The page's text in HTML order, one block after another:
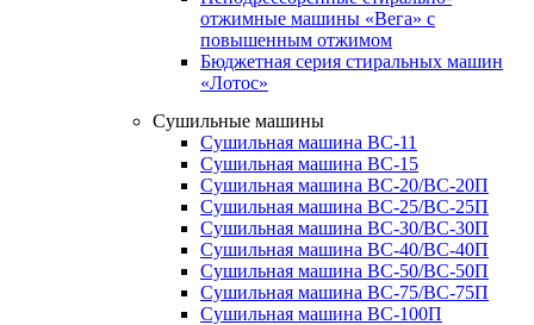
отжимные машины «Вега» с
повышенным отжимом
Бюджетная серия стиральных машин
«Лотос»
Сушильные машины
Сушильная машина ВС-11
Сушильная машина ВС-15
Сушильная машина ВС-20/ВС-20П
Сушильная машина ВС-25/ВС-25П
Сушильная машина ВС-30/ВС-30П
Сушильная машина ВС-40/ВС-40П
Сушильная машина ВС-50/ВС-50П
Сушильная машина ВС-75/ВС-75П
Сушильная машина ВС-100П